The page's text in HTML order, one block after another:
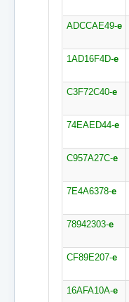
ADCCAE49-e
1AD16F4D-e
C3F72C40-e
74EAED44-e
C957A27C-e
7E4A6378-e
78942303-e
CF89E207-e
16AFA10A-e